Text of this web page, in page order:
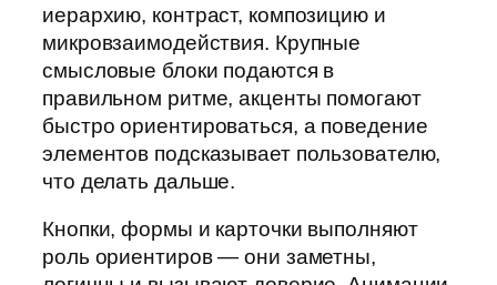
иерархию, контраст, композицию и
микровзаимодействия. Крупные
смысловые блоки подаются в
правильном ритме, акценты помогают
быстро ориентироваться, а поведение
элементов подсказывает пользователю,
что делать дальше.
Кнопки, формы и карточки выполняют
роль ориентиров — они заметны,